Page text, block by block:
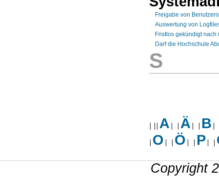
Freigabe von
Auswertung von
Fristlos gekündigt
Darf die Hochschule
S
A Ä
B
O
Ö P
Copyright